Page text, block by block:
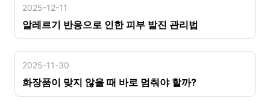
2025-12-11
알레르기 반응으로 인한 피부 발진 관리법
2025-11-30
화장품이 맞지 않을 때 바로 멈춰야 할까?